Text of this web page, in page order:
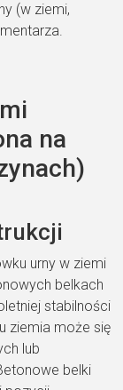
(w ziemi,
na
urny w ziemi
belkach
stabilności
ziemia może się
lub
belki